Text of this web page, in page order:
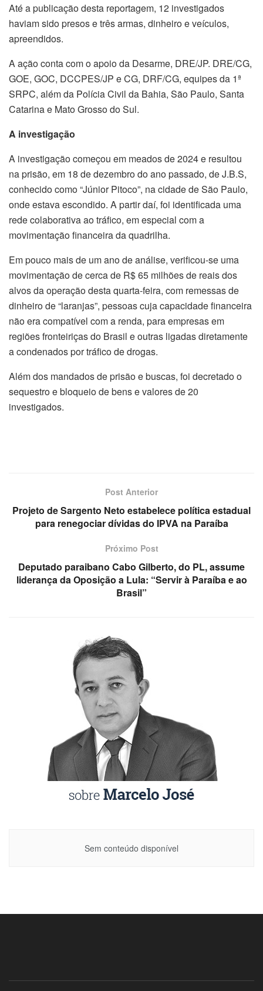
Até a publicação desta reportagem, 12 investigados
haviam sido presos e três armas, dinheiro e veículos,
apreendidos.
A ação conta com o apoio da Desarme, DRE/JP. DRE/CG,
GOE, GOC, DCCPES/JP e CG, DRF/CG, equipes da 1ª
SRPC, além da Polícia Civil da Bahia, São Paulo, Santa
Catarina e Mato Grosso do Sul.
A investigação
A investigação começou em meados de 2024 e resultou
na prisão, em 18 de dezembro do ano passado, de J.B.S,
conhecido como “Júnior Pitoco”, na cidade de São Paulo,
onde estava escondido. A partir daí, foi identificada uma
rede colaborativa ao tráfico, em especial com a
movimentação financeira da quadrilha.
Em pouco mais de um ano de análise, verificou-se uma
movimentação de cerca de R$ 65 milhões de reais dos
alvos da operação desta quarta-feira, com remessas de
dinheiro de “laranjas”, pessoas cuja capacidade financeira
não era compatível com a renda, para empresas em
regiões fronteiriças do Brasil e outras ligadas diretamente
a condenados por tráfico de drogas.
Além dos mandados de prisão e buscas, foi decretado o
sequestro e bloqueio de bens e valores de 20
investigados.
Post Anterior
Projeto de Sargento Neto estabelece política estadual
para renegociar dívidas do IPVA na Paraíba
Próximo Post
Deputado paraibano Cabo Gilberto, do PL, assume
liderança da Oposição a Lula: “Servir à Paraíba e ao
Brasil”
Sem conteúdo disponível